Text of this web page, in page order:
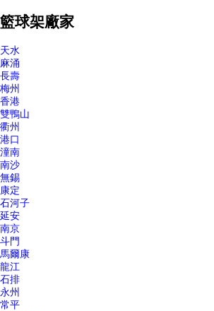
籃球架廠家
天水
麻涌
長壽
梅州
香港
雙鴨山
衢州
港口
潼南
南沙
無錫
康定
石河子
延安
南京
斗門
馬爾康
龍江
石排
永州
常平